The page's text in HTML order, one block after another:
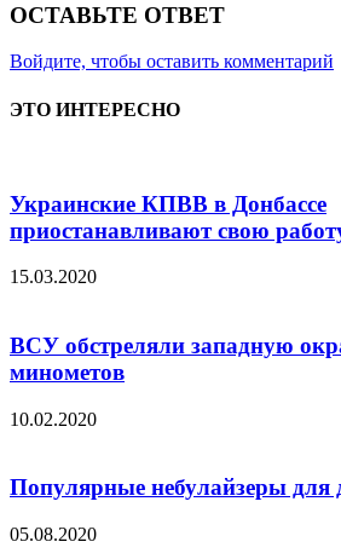
ОСТАВЬТЕ ОТВЕТ
Войдите, чтобы оставить комментарий
ЭТО ИНТЕРЕСНО
Украинские КПВВ в Донбассе
приостанавливают свою
15.03.2020
ВСУ обстреляли западную
минометов
10.02.2020
Популярные небулайзеры для
05.08.2020